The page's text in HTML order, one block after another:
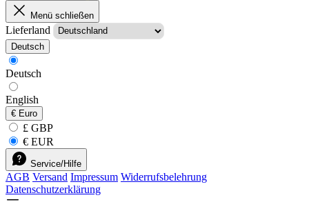
Menü schließen
Lieferland
Deutsch
Deutsch
English
€ Euro
£ GBP
€ EUR
Service/Hilfe
AGB Versand Impressum Widerrufsbelehrung
Datenschutzerklärung